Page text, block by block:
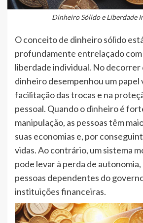
Dinheiro Sólido e Liberdade
O conceito de dinheiro sólido
profundamente entrelaçado com
liberdade individual. No decorrer
dinheiro desempenhou um papel
facilitação das trocas e na
pessoal. Quando o dinheiro é
manipulação, as pessoas têm
suas economias e, por
vidas. Ao contrário, um sistema
pode levar à perda de
pessoas dependentes do
instituições financeiras.